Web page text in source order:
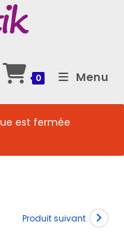
0 Menu
est fermée
Produit suivant